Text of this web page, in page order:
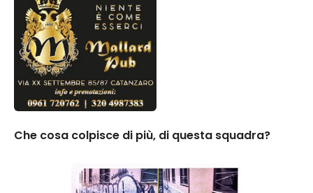
Che cosa colpisce di più, di questa squadra?